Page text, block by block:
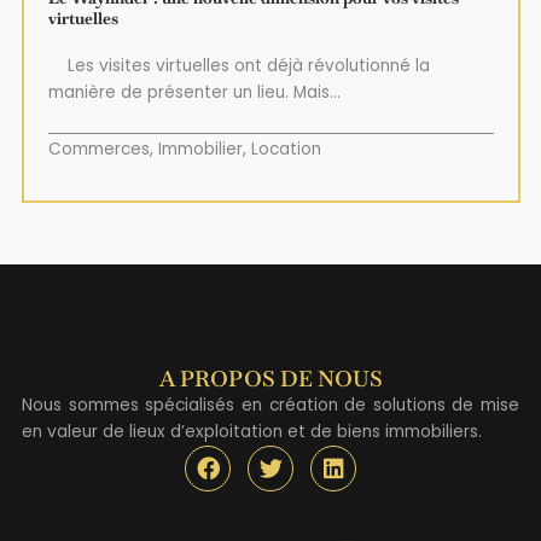
virtuelles
Les visites virtuelles ont déjà révolutionné la
manière de présenter un lieu. Mais...
Commerces, Immobilier, Location
A PROPOS DE NOUS
Nous sommes spécialisés en création de solutions de mise
en valeur de lieux d’exploitation et de biens immobiliers.
F
a
c
T
w
i
L
i
n